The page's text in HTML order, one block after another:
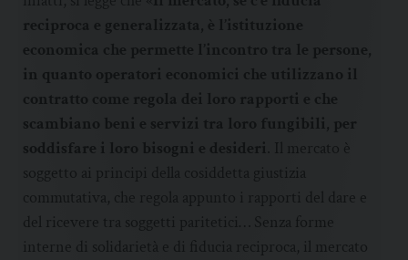
reciproca e generalizzata, è l’istituzione
economica che permette l’incontro tra le persone,
in quanto operatori economici che utilizzano il
contratto come regola dei loro rapporti e che
scambiano beni e servizi tra loro fungibili, per
soddisfare i loro bisogni e desideri
soggetto ai principi della cosiddetta giustizia
commutativa, che regola appunto i rapporti del dare e
del ricevere tra soggetti paritetici… Senza forme
interne di solidarietà e di fiducia reciproca, il mercato